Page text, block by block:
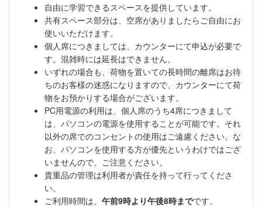
自由に学習できるスペースを提供しています。
共有スペース部分は、空席がありましたらご自由にお
使いいただけます。
個人席につきましては、カウンターにて申込が必要で
す。混雑時には延長はできません。
いずれの場合も、荷物を置いての長時間の離席はお待
ちのお客様の迷惑になりますので、カウンターにて荷
物をお預かりする場合がございます。
PC用電源の利用は、個人席のうち4席につきまして
は、パソコンの電源を使用することが可能です。それ
以外の席でのコンセントの使用はご遠慮ください。な
お、パソコンを使用する方が優先というわけではござ
いませんので、ご注意ください。
貴重品の管理は利用者が責任を持って行ってくださ
い。
ご利用時間は、 午前9時より午後8時までです。